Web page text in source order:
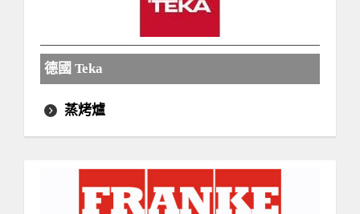
德國 Teka
蒸烤爐